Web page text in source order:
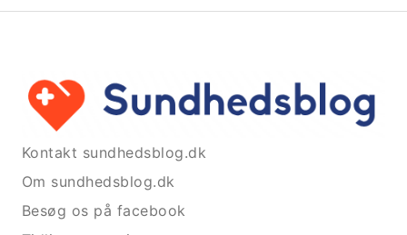
Kontakt sundhedsblog.dk
Om sundhedsblog.dk
Besøg os på facebook